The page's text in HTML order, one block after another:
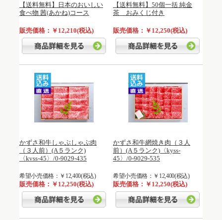
【送料無料】日本のおいしい
食べ物 茜(あかね)コース
販売価格：￥12,210(税込)
【送料無料】50個一括 純金
茶 おみくじ付き
販売価格：￥12,250(税込)
かずさ和牛しゃぶしゃぶ肉
（３人前）(A５ランク)
〈kvss-45〉/0-9029-435
希望小売価格：￥12,400(税込)
販売価格：￥12,250(税込)
かずさ和牛網焼き肉（３人
前）(A５ランク)〈kyss-
45〉/0-9029-535
希望小売価格：￥12,400(税込)
販売価格：￥12,250(税込)